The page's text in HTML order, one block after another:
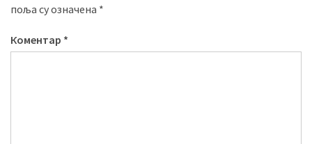
поља су означена *
Коментар *